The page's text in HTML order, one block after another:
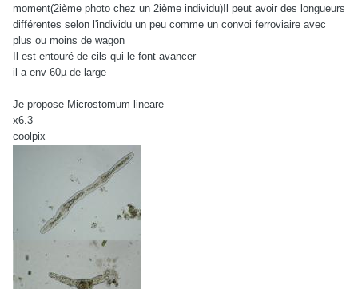
moment(2ième photo chez un 2ième individu)Il peut avoir des longueurs
différentes selon l'individu un peu comme un convoi ferroviaire avec
plus ou moins de wagon
Il est entouré de cils qui le font avancer
il a env 60µ de large
Je propose Microstomum lineare
x6.3
coolpix